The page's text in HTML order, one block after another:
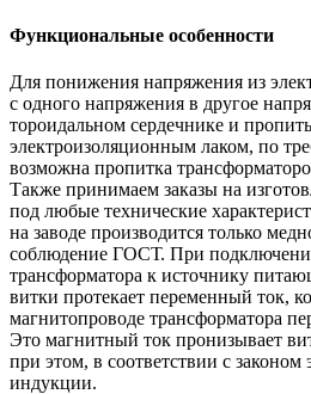
Функциональные особенности
Для понижения напряжения из
с одного напряжения в другое
тороидальном сердечнике и
электроизоляционным лаком, по
возможна пропитка
Также принимаем заказы на
под любые технические
на заводе производится только
соблюдение ГОСТ. При
трансформатора к источнику
витки протекает переменный ток,
магнитопроводе трансформатора
Это магнитный ток пронизывает
при этом, в соответствии с законом
индукции.